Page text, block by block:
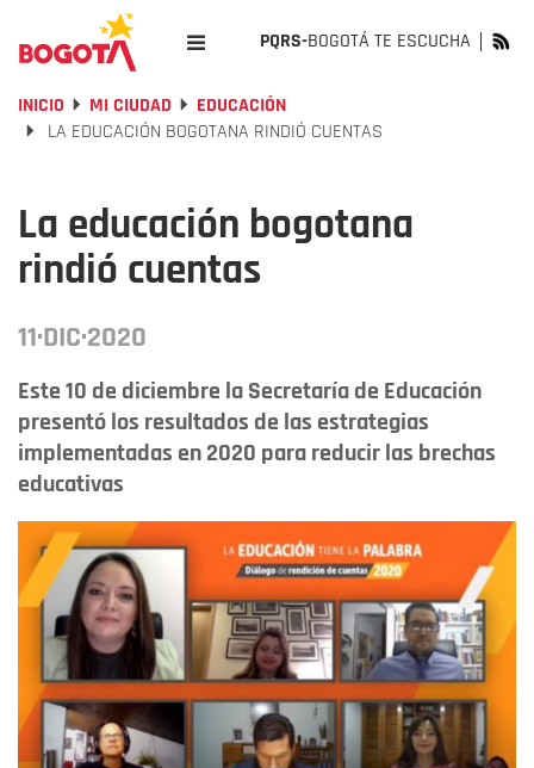
PQRS-BOGOTÁ TE ESCUCHA
INICIO MI CIUDAD
EDUCACIÓN
LA EDUCACIÓN BOGOTANA RINDIÓ CUENTAS
La educación bogotana
rindió cuentas
11·DIC·2020
Este 10 de diciembre la Secretaría de Educación
presentó los resultados de las estrategias
implementadas en 2020 para reducir las brechas
educativas